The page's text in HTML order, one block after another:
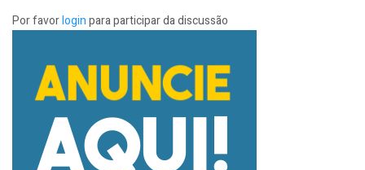
Por favorloginpara participar da discussão